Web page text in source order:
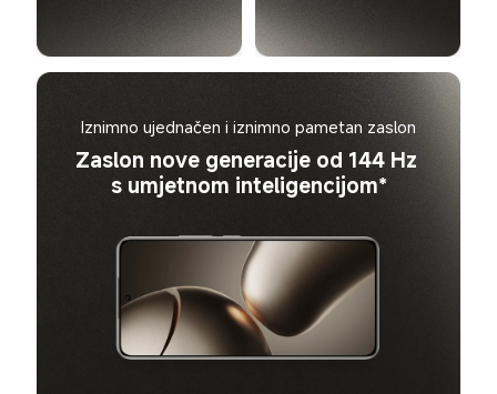
Iznimno ujednačen i iznimno pametan zaslon
Zaslon nove generacije od 144 Hz
s umjetnom inteligencijom*